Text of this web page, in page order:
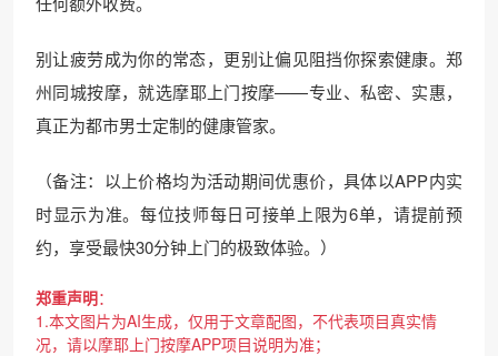
别让疲劳成为你的常态，更别让偏见阻挡你探索健康。郑
州同城按摩，就选摩耶上门按摩——专业、私密、实惠，
真正为都市男士定制的健康管家。
（备注：以上价格均为活动期间优惠价，具体以APP内实
时显示为准。每位技师每日可接单上限为6单，请提前预
约，享受最快30分钟上门的极致体验。）
郑重声明：
1.本文图片为AI生成，仅用于文章配图，不代表项目真实情
况，请以摩耶上门按摩APP项目说明为准；